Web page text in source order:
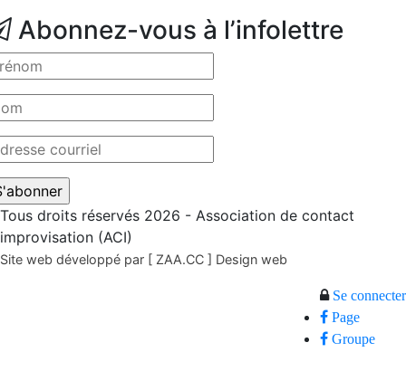
Abonnez-vous à l’infolettre
Tous droits réservés 2026 - Association de contact
improvisation (ACI)
Site web développé par [ ZAA.CC ] Design web
Se connecter
Page
Groupe